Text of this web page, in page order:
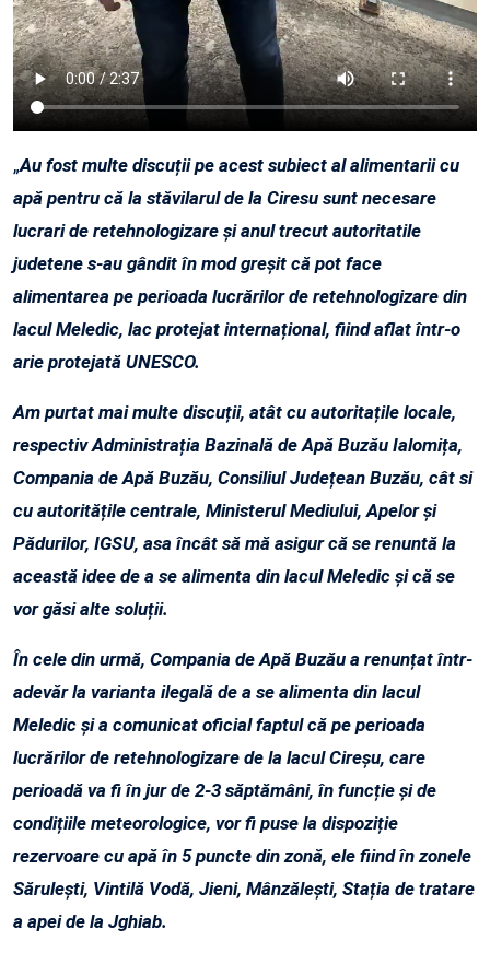
„Au fost multe discuții pe acest subiect al alimentarii cu
apă pentru că la stăvilarul de la Ciresu sunt necesare
lucrari de retehnologizare și anul trecut autoritatile
judetene s-au gândit în mod greșit că pot face
alimentarea pe perioada lucrărilor de retehnologizare din
lacul Meledic, lac protejat internațional, fiind aflat într-o
arie protejată UNESCO.
Am purtat mai multe discuții, atât cu autoritațile locale,
respectiv Administrația Bazinală de Apă Buzău Ialomița,
Compania de Apă Buzău, Consiliul Județean Buzău, cât si
cu autoritățile centrale, Ministerul Mediului, Apelor și
Pădurilor, IGSU, asa încât să mă asigur că se renuntă la
această idee de a se alimenta din lacul Meledic și că se
vor găsi alte soluții.
În cele din urmă, Compania de Apă Buzău a renunțat într-
adevăr la varianta ilegală de a se alimenta din lacul
Meledic și a comunicat oficial faptul că pe perioada
lucrărilor de retehnologizare de la lacul Cireșu, care
perioadă va fi în jur de 2-3 săptămâni, în funcție și de
condițiile meteorologice, vor fi puse la dispoziție
rezervoare cu apă în 5 puncte din zonă, ele fiind în zonele
Sărulești, Vintilă Vodă, Jieni, Mânzălești, Stația de tratare
a apei de la Jghiab.